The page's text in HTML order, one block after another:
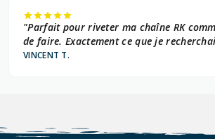
"Parfait pour riveter ma chaîne RK
de faire. Exactement ce que je
VINCENT T.